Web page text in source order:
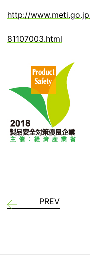
http://
81107003.html
PREV